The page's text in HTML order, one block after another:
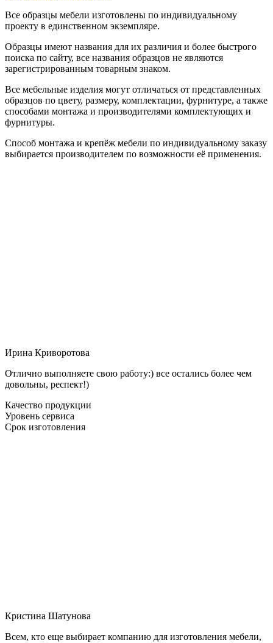
Все образцы мебели изготовлены по индивидуальному
проекту в единственном экземпляре.
Образцы имеют названия для их различия и более быстрого
поиска по сайту, все названия образцов не являются
зарегистрированным товарным знаком.
Все мебельные изделия могут отличаться от представленных
образцов по цвету, размеру, комплектации, фурнитуре, а также
способами монтажа и производителями комплектующих и
фурнитуры.
Способ монтажа и крепёж мебели по индивидуальному заказу
выбирается производителем по возможности её применения.
Ирина Криворотова
Отлично выполняете свою работу:) все остались более чем
довольны, респект!)
Качество продукции
Уровень сервиса
Срок изготовления
Кристина Шатунова
Всем, кто еще выбирает компанию для изготовления мебели,